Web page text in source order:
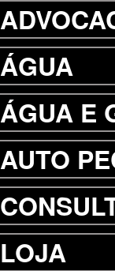
ÁGUA
ÁGUA E
AUTO
LOJA